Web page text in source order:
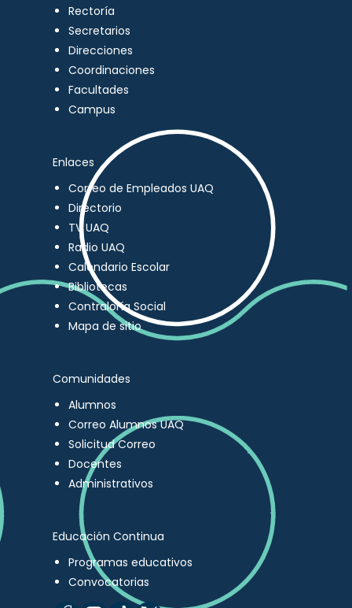
Rectoría
Secretarios
Direcciones
Coordinaciones
Facultades
Campus
Enlaces
Correo de Empleados UAQ
Directorio
TV UAQ
Radio UAQ
Calendario Escolar
Bibliotecas
Contraloría Social
Mapa de sitio
Comunidades
Alumnos
Correo Alumnos UAQ
Solicitud Correo
Docentes
Administrativos
Educación Continua
Programas educativos
Convocatorias